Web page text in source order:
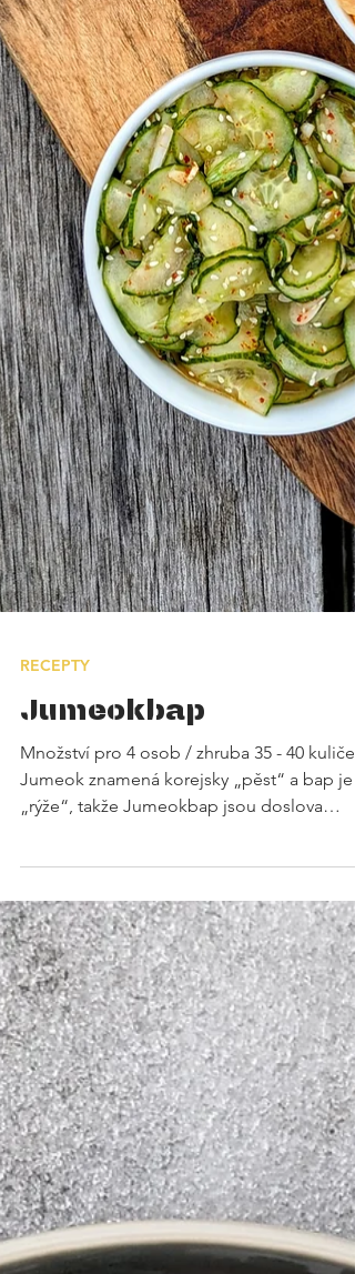
RECEPTY
Jumeokbap
Množství pro 4 osob / zhruba 35 - 40 kuliček
všechny, kteří nemají trpělivost se sushi a
mají radši výraznější chutě. Skvěle se hodí
krabičky do práce, školy nebo na piknik.
Každá kulička funguje jako malé komplexní
jídlo díky marinovanému tofu a houbám,
zelenině a oříškovému sezamu. Co k nim?
Kimchi nebo asijský okurkový salát. Nejdříve
si připravte rýži